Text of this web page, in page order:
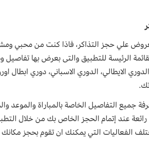
من اقوي العروض علي حجز التذاكر، فاذا كنت من
الرئيسة للتطبيق والتى بعرض بها تفاصيل
الايطالي، الدوري الاسباني، دوري ابطال
جميع التفاصيل الخاصة بالمباراة والموعد
عند إتمام الحجز الخاص بك من خلال
لمختلف الفعاليات التي يمكنك ان تقوم بحجز